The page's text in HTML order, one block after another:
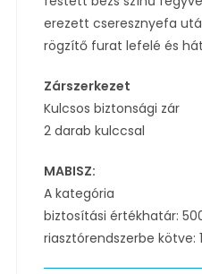
erezett cseresznyefa
rögzítő furat lefelé és
Zárszerkezet
Kulcsos biztonsági zár
2 darab kulccsal
MABISZ:
A kategória
biztosítási értékhatár:
riasztórendszerbe kötve: